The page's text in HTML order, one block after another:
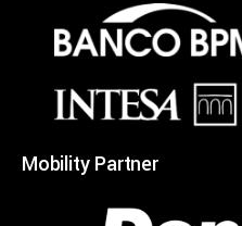
Mobility Partner